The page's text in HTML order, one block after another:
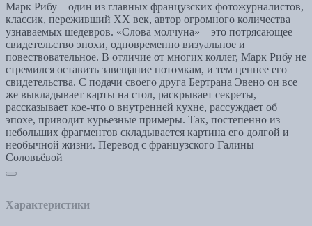
Марк Рибу – один из главных французских фотожурналистов,
классик, переживший ХХ век, автор огромного количества
узнаваемых шедевров. «Слова молчуна» – это потрясающее
свидетельство эпохи, одновременно визуальное и
повествовательное. В отличие от многих коллег, Марк Рибу не
стремился оставить завещание потомкам, и тем ценнее его
свидетельства. С подачи своего друга Бертрана Эвено он все
же выкладывает карты на стол, раскрывает секреты,
рассказывает кое-что о внутренней кухне, рассуждает об
эпохе, приводит курьезные примеры. Так, постепенно из
небольших фрагментов складывается картина его долгой и
необычной жизни. Перевод с французского Галины
Соловьёвой
Характеристики